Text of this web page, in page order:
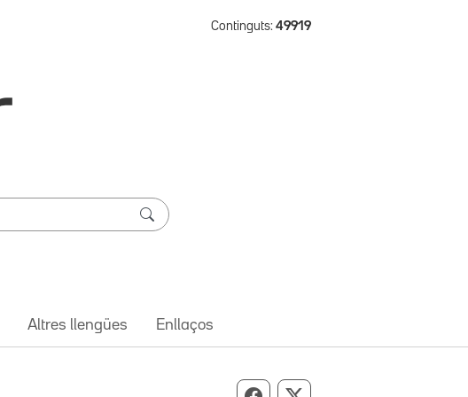
Continguts: 49919
Altres llengües Enllaços